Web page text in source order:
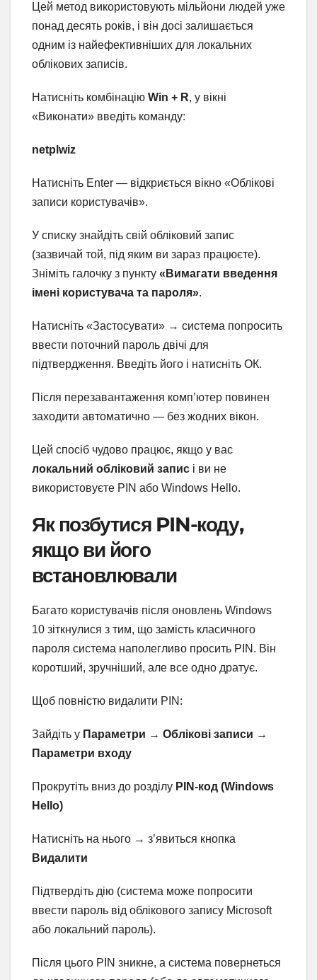
Цей метод використовують мільйони людей уже
понад десять років, і він досі залишається
одним із найефективніших для локальних
облікових записів.
Натисніть комбінацію Win + R, у вікні
«Виконати» введіть команду:
netplwiz
Натисніть Enter — відкриється вікно «Облікові
записи користувачів».
У списку знайдіть свій обліковий запис
(зазвичай той, під яким ви зараз працюєте).
Зніміть галочку з пункту «Вимагати введення
імені користувача та пароля».
Натисніть «Застосувати» → система попросить
ввести поточний пароль двічі для
підтвердження. Введіть його і натисніть ОК.
Після перезавантаження комп’ютер повинен
заходити автоматично — без жодних вікон.
Цей спосіб чудово працює, якщо у вас
локальний обліковий запис і ви не
використовуєте PIN або Windows Hello.
Як позбутися PIN-коду,
якщо ви його
встановлювали
Багато користувачів після оновлень Windows
10 зіткнулися з тим, що замість класичного
пароля система наполегливо просить PIN. Він
коротший, зручніший, але все одно дратує.
Щоб повністю видалити PIN:
Зайдіть у Параметри → Облікові записи →
Параметри входу
Прокрутіть вниз до розділу PIN-код (Windows
Hello)
Натисніть на нього → з’явиться кнопка
Видалити
Підтвердіть дію (система може попросити
ввести пароль від облікового запису Microsoft
або локальний пароль).
Після цього PIN зникне, а система повернеться